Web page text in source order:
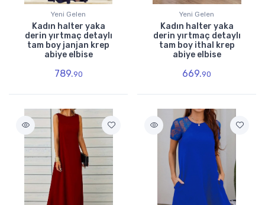
Yeni Gelen
Kadın halter yaka
derin yırtmaç detaylı
tam boy janjan krep
abiye elbise
789.90
Yeni Gelen
Kadın halter yaka
derin yırtmaç detaylı
tam boy ithal krep
abiye elbise
669.90